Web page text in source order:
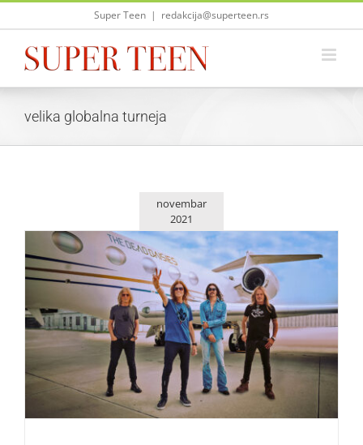
Skip
Super Teen | redakcija@superteen.rs
velika globalna turneja
novembar
2021
Nema oproštaja bez Beograda – Whitesnake na
Tašmajdanu 6.jula!
Zvezde